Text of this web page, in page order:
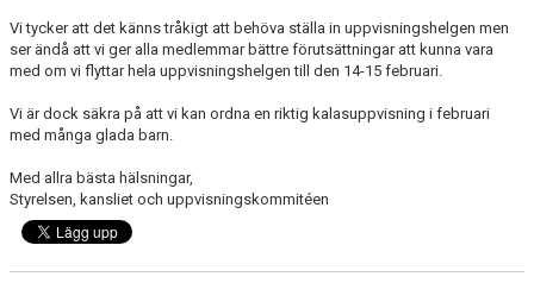
Vi tycker att det känns tråkigt att behöva ställa in uppvisningshelgen men
ser ändå att vi ger alla medlemmar bättre förutsättningar att kunna vara
med om vi flyttar hela uppvisningshelgen till den 14-15 februari.
Vi är dock säkra på att vi kan ordna en riktig kalasuppvisning i februari
med många glada barn.
Med allra bästa hälsningar,
Styrelsen, kansliet och uppvisningskommitéen